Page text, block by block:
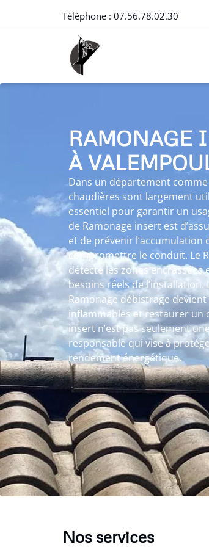
Téléphone : 07.56.78.02.30
RAMONAGE
À
Dans un département
chaudières sont largement
essentiel pour garantir un
de Ramonage insert est
et de prévenir
compromettre le conduit. Le
détecte les zones
besoins réels de l’installation.
Ramonage débistrage
inflammables et restaurer un
insert n’est pas seulement
responsable qui vise à
rendement énergétique.
Nos services